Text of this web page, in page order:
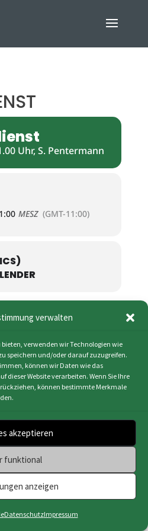
verwalten
verwenden wir Technologien wie
speichern und/oder darauf zuzugreifen.
können wir Daten wie das
dieser Website verarbeiten. Wenn Sie Ihre
können bestimmte Merkmale
akzeptieren
funktional
anzeigen
DatenschutzImpressum
Uhr, S. Pentermann
MESZ (GMT-11:00)
|Cookie-Richtlinie
| HMF-IT